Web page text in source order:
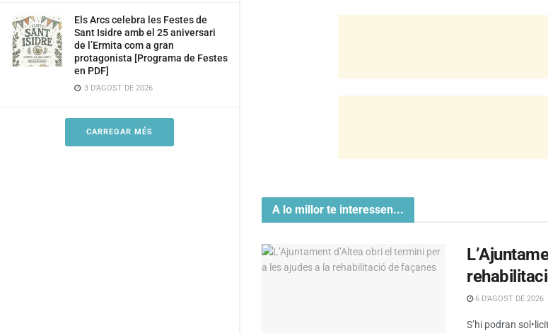
Els Arcs celebra les Festes de
Sant Isidre amb el 25 aniversari
de l’Ermita com a gran
protagonista [Programa de Festes
en PDF]
3 D'AGOST DE 2026
CARREGAR MÉS
A lo millor te interessen...
6 D'AGOST DE 2026
S’hi podran